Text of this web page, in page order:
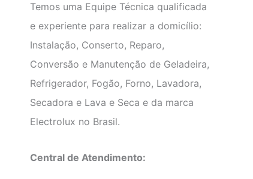
Temos uma Equipe Técnica qualificada
e experiente para realizar a domicílio:
Instalação, Conserto, Reparo,
Conversão e Manutenção de Geladeira,
Refrigerador, Fogão, Forno, Lavadora,
Secadora e Lava e Seca e da marca
Electrolux no Brasil.
Central de Atendimento: